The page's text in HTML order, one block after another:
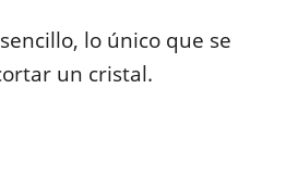
lo único que se
un cristal.